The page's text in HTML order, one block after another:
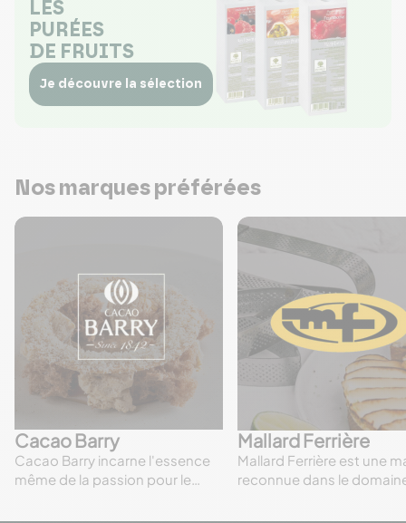
LES
PURÉES
DE FRUITS
Je découvre la sélection
Nos marques préférées
Cacao Barry
Cacao Barry incarne l'essence
même de la passion pour le
Avec une tradition remontant à
Mallard Ferrière
Mallard Ferrière est une
reconnue dans le
une large gamme d'outils